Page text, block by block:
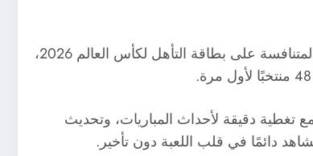
نأخذك في رحلة رياضية مشتعلة، مع متابعة خاصة لكل المنتخبات المتنافسة على بطاقة التأهل لكأس العالم 2026،
تغطية دقيقة لأحداث المباريات، وتحديث
دائمًا في قلب اللعبة دون تأخير.